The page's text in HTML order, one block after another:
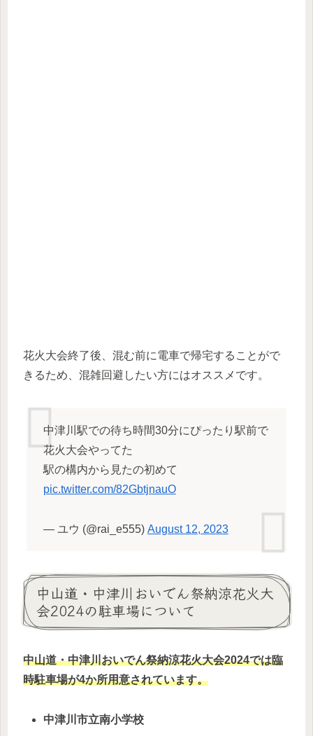
花火大会終了後、混む前に電車で帰宅することがで
きるため、混雑回避したい方にはオススメです。
中津川駅での待ち時間30分にぴったり駅前で
花火大会やってた
駅の構内から見たの初めて
pic.twitter.com/82GbtjnauO
— ユウ (@rai_e555) August 12, 2023
中山道・中津川おいでん祭納涼花火大
会2024の駐車場について
中山道・中津川おいでん祭納涼花火大会2024では臨
時駐車場が4か所用意されています。
中津川市立南小学校